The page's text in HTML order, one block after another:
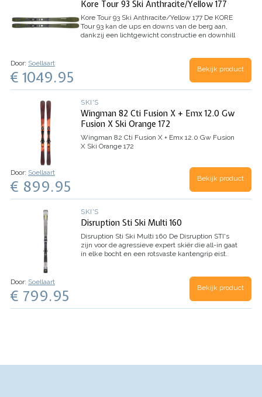
Kore Tour 93 Ski Anthracite/Yellow 177
Kore Tour 93 Ski Anthracite/Yellow 177 De KORE
Tour 93 kan de ups en downs van de berg aan,
dankzij een lichtgewicht constructie en downhill
Door: Soellaart
€ 1049.95 Bekijk product
SKI'S
Wingman 82 Cti Fusion X + Emx 12.0 Gw
Fusion X Ski Orange 172
Wingman 82 Cti Fusion X + Emx 12.0 Gw Fusion
X Ski Orange 172
Door: Soellaart
€ 899.95 Bekijk product
SKI'S
Disruption Sti Ski Multi 160
Disruption Sti Ski Multi 160 De Disruption STI's
zijn voor de agressieve expert skiër die all-in gaat
in elke bocht en een rotsvaste kantengrip eist.
Door: Soellaart
€ 799.95 Bekijk product